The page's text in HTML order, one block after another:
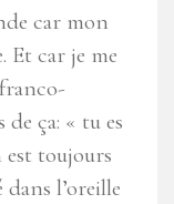
car mon
Et car je me
ça: « tu es
est toujours
l’oreille